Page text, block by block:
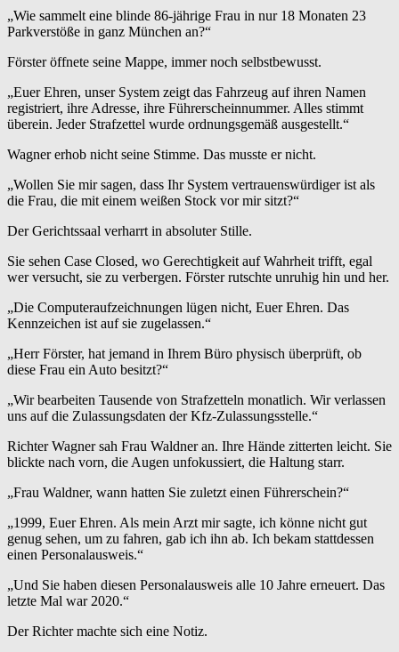
„Wie sammelt eine blinde 86-jährige Frau in nur 18 Monaten 23
Parkverstöße in ganz München an?“
Förster öffnete seine Mappe, immer noch selbstbewusst.
„Euer Ehren, unser System zeigt das Fahrzeug auf ihren Namen
registriert, ihre Adresse, ihre Führerscheinnummer. Alles stimmt
überein. Jeder Strafzettel wurde ordnungsgemäß ausgestellt.“
Wagner erhob nicht seine Stimme. Das musste er nicht.
„Wollen Sie mir sagen, dass Ihr System vertrauenswürdiger ist als
die Frau, die mit einem weißen Stock vor mir sitzt?“
Der Gerichtssaal verharrt in absoluter Stille.
Sie sehen Case Closed, wo Gerechtigkeit auf Wahrheit trifft, egal
wer versucht, sie zu verbergen. Förster rutschte unruhig hin und her.
„Die Computeraufzeichnungen lügen nicht, Euer Ehren. Das
Kennzeichen ist auf sie zugelassen.“
„Herr Förster, hat jemand in Ihrem Büro physisch überprüft, ob
diese Frau ein Auto besitzt?“
„Wir bearbeiten Tausende von Strafzetteln monatlich. Wir verlassen
uns auf die Zulassungsdaten der Kfz-Zulassungsstelle.“
Richter Wagner sah Frau Waldner an. Ihre Hände zitterten leicht. Sie
blickte nach vorn, die Augen unfokussiert, die Haltung starr.
„Frau Waldner, wann hatten Sie zuletzt einen Führerschein?“
„1999, Euer Ehren. Als mein Arzt mir sagte, ich könne nicht gut
genug sehen, um zu fahren, gab ich ihn ab. Ich bekam stattdessen
einen Personalausweis.“
„Und Sie haben diesen Personalausweis alle 10 Jahre erneuert. Das
letzte Mal war 2020.“
Der Richter machte sich eine Notiz.